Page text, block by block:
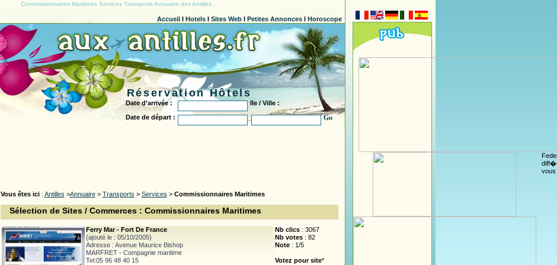
Commissionnaires Maritimes Services Transports Annuaire des Antilles
Accueill Hotelsl Sites Webl Petites Annoncesl Horoscope
Réservation Hôtels
Date d’arrivée :
Ile / Ville :
Date de départ :
Go
Vous êtes ici : Antilles >Annuaire> Transports > Services > Commissionnaires Maritimes
Sélection de Sites / Commerces : Commissionnaires Maritimes
Ferry Mar - Fort De France
(ajouté le : 05/10/2005)
Adresse : Avenue Maurice Bishop
MARFRET - Compagnie maritime
Tel:05 96 48 40 15
Nb clics: 3067
Nb votes: 82
Note: 1/5
Votez pour site*
vous